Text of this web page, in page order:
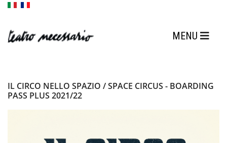
IL CIRCO NELLO SPAZIO / SPACE CIRCUS - BOARDING
PASS PLUS 2021/22